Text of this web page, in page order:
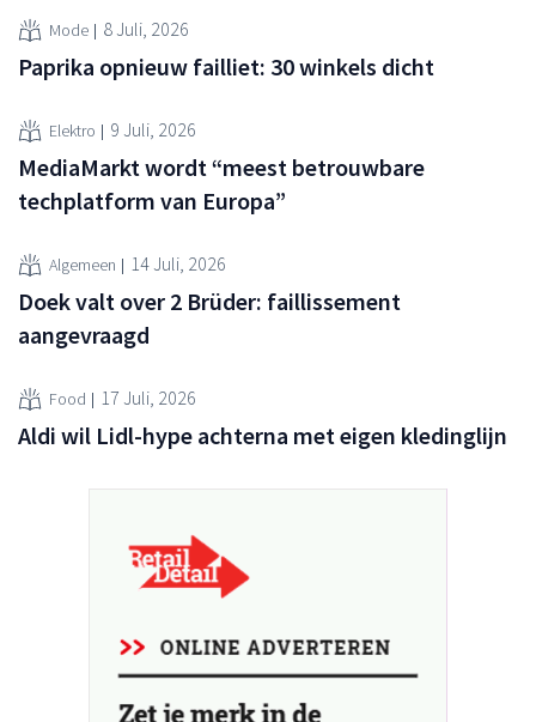
Mode 8 Juli, 2026
Paprika opnieuw failliet: 30 winkels dicht
Elektro 9 Juli, 2026
MediaMarkt wordt “meest betrouwbare
techplatform van Europa”
Algemeen 14 Juli, 2026
Doek valt over 2 Brüder: faillissement
aangevraagd
Food 17 Juli, 2026
Aldi wil Lidl-hype achterna met eigen kledinglijn